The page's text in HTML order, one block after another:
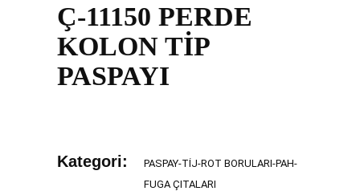
Ç-11150 PERDE
KOLON TİP
PASPAYI
Kategori:
PASPAY-TIJ-ROT BORULARI-PAH-
FUGA ÇITALARI